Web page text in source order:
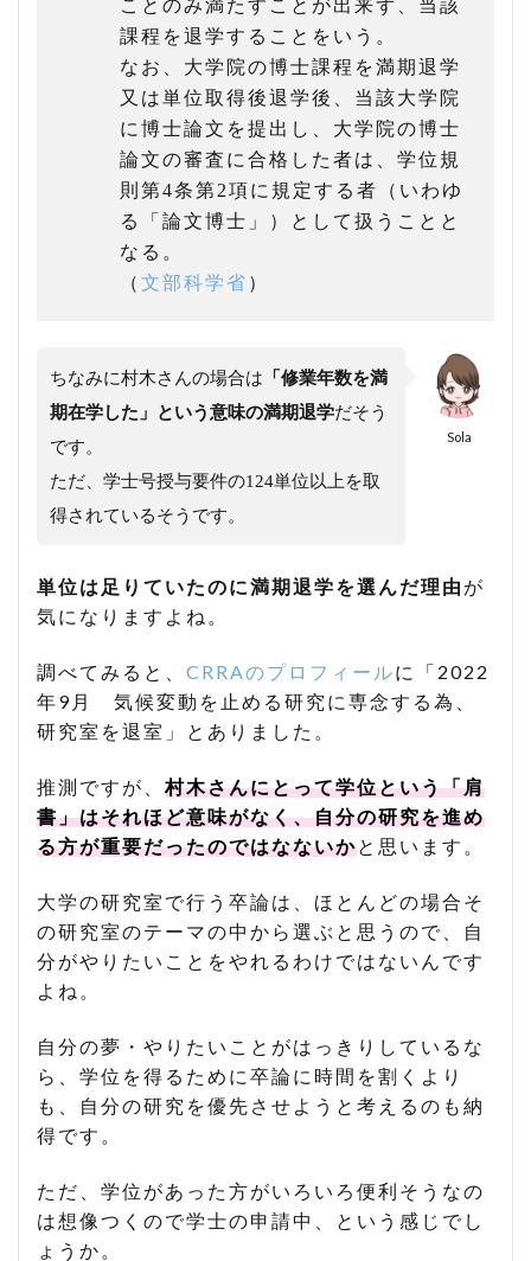
ことのみ満たすことが出来ず、当該
課程を退学することをいう。
なお、大学院の博士課程を満期退学
又は単位取得後退学後、当該大学院
に博士論文を提出し、大学院の博士
論文の審査に合格した者は、学位規
則第4条第2項に規定する者（いわゆ
る「論文博士」）として扱うことと
なる。
（ 文部科学省 ）
Sola
ちなみに村木さんの場合は 「修業年数を満
期在学した」という意味の満期退学だそう
です。
ただ、学士号授与要件の124単位以上を取
得されているそうです。
単位は足りていたのに満期退学を選んだ理由 が
気になりますよね。
調べてみると、 CRRAのプロフィールに「2022
年9月 気候変動を止める研究に専念する為、
研究室を退室」とありました。
推測ですが、村木さんにとって学位という「肩
書」はそれほど意味がなく、自分の研究を進め
る方が重要だったのではなないかと思います。
大学の研究室で行う卒論は、ほとんどの場合そ
の研究室のテーマの中から選ぶと思うので、自
分がやりたいことをやれるわけではないんです
よね。
自分の夢・やりたいことがはっきりしているな
ら、学位を得るために卒論に時間を割くより
も、自分の研究を優先させようと考えるのも納
得です。
ただ、学位があった方がいろいろ便利そうなの
は想像つくので学士の申請中、という感じでし
ょうか。